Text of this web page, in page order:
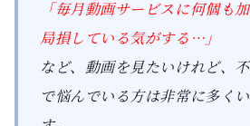
「毎月動画サービスに何個も
局損している気がする…」
など、動画を見たいけれど、
で悩んでいる方は非常に多く